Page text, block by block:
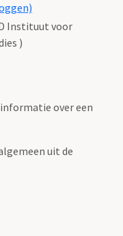
Instituut voor
)
over een
uit de